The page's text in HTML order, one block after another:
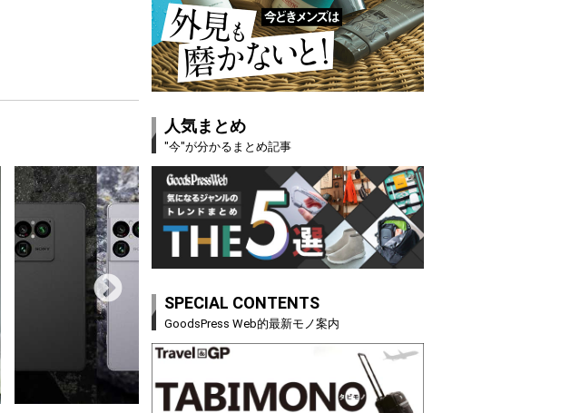
人気まとめ
"今"が分かるまとめ記事
SPECIAL CONTENTS
GoodsPress Web的最新モノ案内